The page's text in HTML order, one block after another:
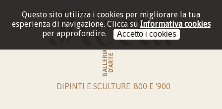
Questo sito utilizza i cookies per migliorare la tua
esperienza di navigazione. Clicca su Informativa cookies
per approfondire.
Accetto i cookies
GALLERIAD'ARTE
DIPINTI E SCULTURE '800 E '900